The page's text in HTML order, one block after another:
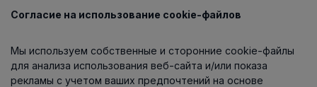
Каталог
О компании
Согласие на использование cookie-файлов
Мы используем собственные и сторонние cookie-файлы
для анализа использования веб-сайта и/или показа
рекламы с учетом ваших предпочтений на основе